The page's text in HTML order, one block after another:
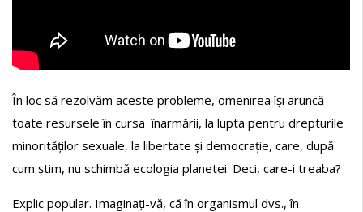
În loc să rezolvăm aceste probleme, omenirea își aruncă
toate resursele în cursa înarmării, la lupta pentru drepturile
minorităților sexuale, la libertate și democrație, care, după
cum știm, nu schimbă ecologia planetei. Deci, care-i treaba?
Explic popular. Imaginați-vă, că în organismul dvs., în